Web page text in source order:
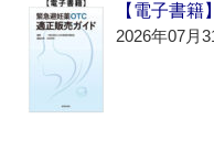
【電子書
2026年07月